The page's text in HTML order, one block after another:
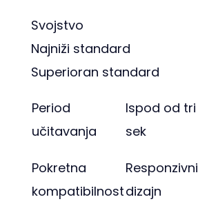
Svojstvo
Najniži standard
Superioran standard
Period
učitavanja
Ispod od tri
sek
Pokretna
kompatibilnost
Responzivni
dizajn